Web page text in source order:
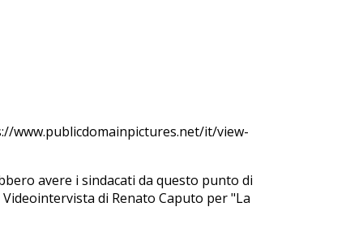
www.publicdomainpictures.net/it/view-
avere i sindacati da questo punto di
di Renato Caputo per "La